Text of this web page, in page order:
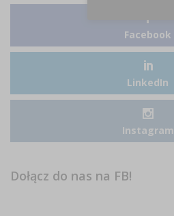
Facebook
LinkedIn
Instagram
Dołącz do nas na FB!